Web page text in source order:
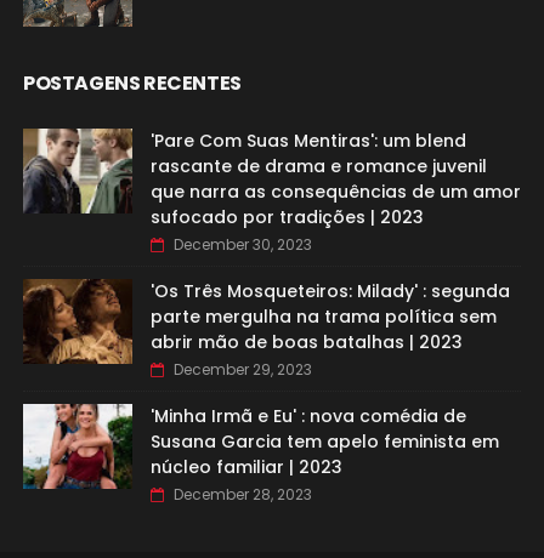
POSTAGENS RECENTES
'Pare Com Suas Mentiras': um blend
rascante de drama e romance juvenil
que narra as consequências de um amor
sufocado por tradições | 2023
December 30, 2023
'Os Três Mosqueteiros: Milady' : segunda
parte mergulha na trama política sem
abrir mão de boas batalhas | 2023
December 29, 2023
'Minha Irmã e Eu' : nova comédia de
Susana Garcia tem apelo feminista em
núcleo familiar | 2023
December 28, 2023